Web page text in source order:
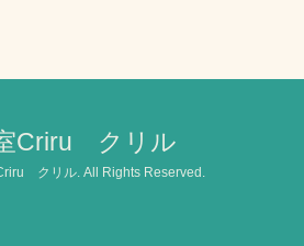
Criru クリル
クリル . All Rights Reserved.